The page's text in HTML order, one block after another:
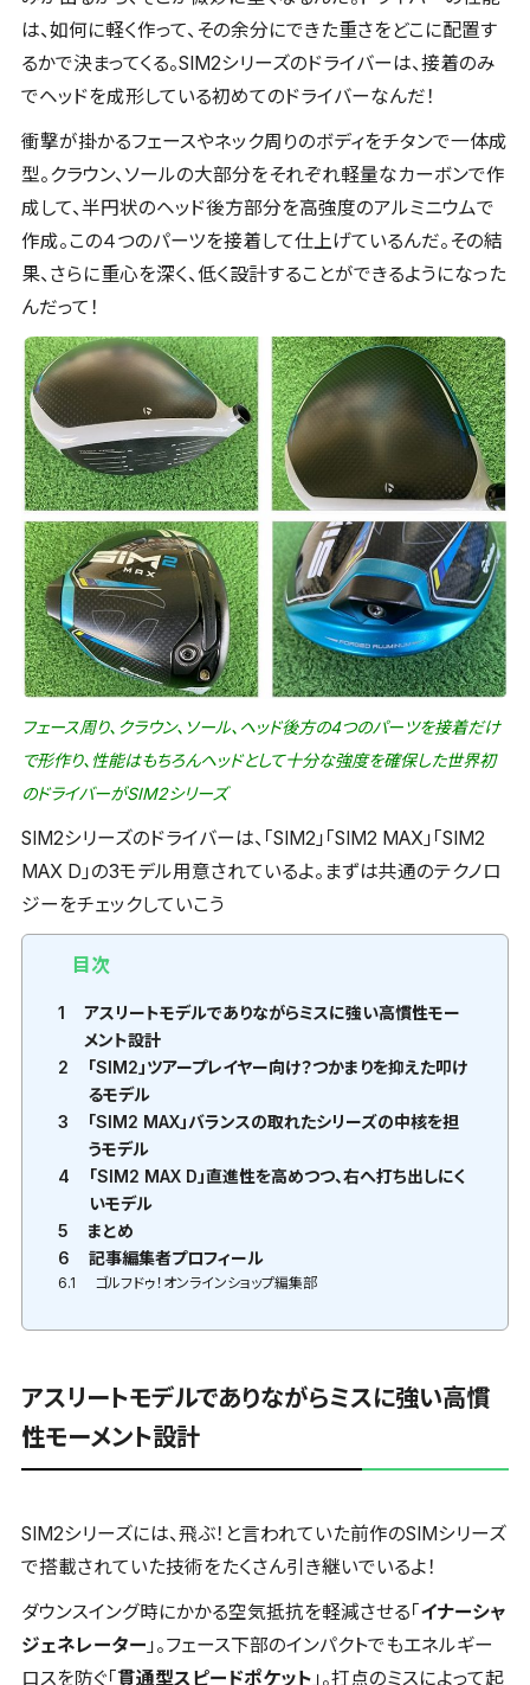
は、如何に軽く作って、その余分にできた重さをどこに配置す
るかで決まってくる。SIM2シリーズのドライバーは、接着のみ
でヘッドを成形している初めてのドライバーなんだ！
衝撃が掛かるフェースやネック周りのボディをチタンで一体成
型。クラウン、ソールの大部分をそれぞれ軽量なカーボンで作
成して、半円状のヘッド後方部分を高強度のアルミニウムで
作成。この４つのパーツを接着して仕上げているんだ。その結
果、さらに重心を深く、低く設計することができるようになった
んだって！
フェース周り、クラウン、ソール、ヘッド後方の4つのパーツを接着だけ
で形作り、性能はもちろんヘッドとして十分な強度を確保した世界初
のドライバーがSIM2シリーズ
SIM2シリーズのドライバーは、「SIM2」「SIM2 MAX」「SIM2
MAX D」の3モデル用意されているよ。まずは共通のテクノロ
ジーをチェックしていこう
目次
1
アスリートモデルでありながらミスに強い高慣性モー
メント設計
2
「SIM2」ツアープレイヤー向け？つかまりを抑えた叩け
るモデル
3
「SIM2 MAX」バランスの取れたシリーズの中核を担
うモデル
4
「SIM2 MAX D」直進性を高めつつ、右へ打ち出しにく
いモデル
5
まとめ
6
記事編集者プロフィール
6.1 ゴルフドゥ！オンラインショップ編集部
アスリートモデルでありながらミスに強い高慣
性モーメント設計
SIM2シリーズには、飛ぶ！と言われていた前作のSIMシリーズ
で搭載されていた技術をたくさん引き継いでいるよ！
ダウンスイング時にかかる空気抵抗を軽減させる「イナーシャ
ジェネレーター 」。フェース下部のインパクトでもエネルギー
ロスを防ぐ「貫通型スピードポケット 」。打点のミスによって起